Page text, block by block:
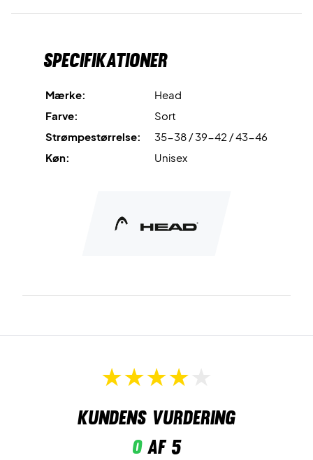
Mesh-panelersikrer effektiv ventilation og hjælper med at
øger komforten og hjælper med at absorbere belastning
ved hvert skridt.
Opgrader din komfort – køb Head Performance Quarter
Specifikationer
Mærke:
Head
Farve:
Sort
Strømpestørrelse:
35-38 / 39-42 / 43-46
Køn:
Unisex
Kundens vurdering
0af 5